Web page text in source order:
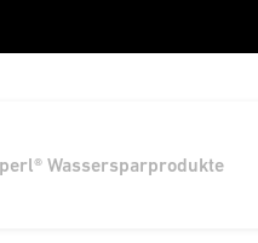
Wassersparprodukte